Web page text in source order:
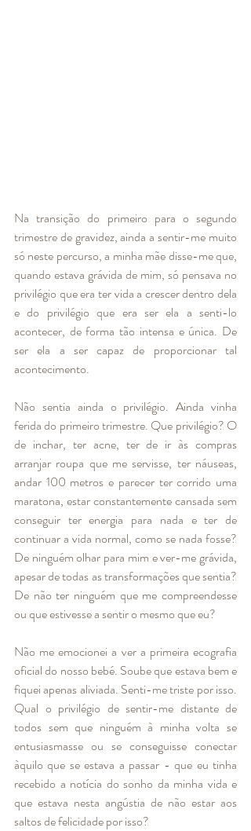
Na transição do primeiro para o segundo
trimestre de gravidez, ainda a sentir-me muito
só neste percurso, a minha mãe disse-me que,
quando estava grávida de mim, só pensava no
privilégio que era ter vida a crescer dentro dela
e do privilégio que era ser ela a senti-lo
acontecer, de forma tão intensa e única. De
ser ela a ser capaz de proporcionar tal
acontecimento.
Não sentia ainda o privilégio. Ainda vinha
ferida do primeiro trimestre. Que privilégio? O
de inchar, ter acne, ter de ir às compras
arranjar roupa que me servisse, ter náuseas,
andar 100 metros e parecer ter corrido uma
maratona, estar constantemente cansada sem
conseguir ter energia para nada e ter de
continuar a vida normal, como se nada fosse?
De ninguém olhar para mim e ver-me grávida,
apesar de todas as transformações que sentia?
De não ter ninguém que me compreendesse
ou que estivesse a sentir o mesmo que eu?
Não me emocionei a ver a primeira ecografia
oficial do nosso bebé. Soube que estava bem e
fiquei apenas aliviada. Senti-me triste por isso.
Qual o privilégio de sentir-me distante de
todos sem que ninguém à minha volta se
entusiasmasse ou se conseguisse conectar
àquilo que se estava a passar - que eu tinha
recebido a notícia do sonho da minha vida e
que estava nesta angústia de não estar aos
saltos de felicidade por isso?